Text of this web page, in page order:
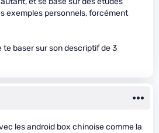
exemples personnels, forcément
te baser sur son descriptif de 3
les android box chinoise comme la